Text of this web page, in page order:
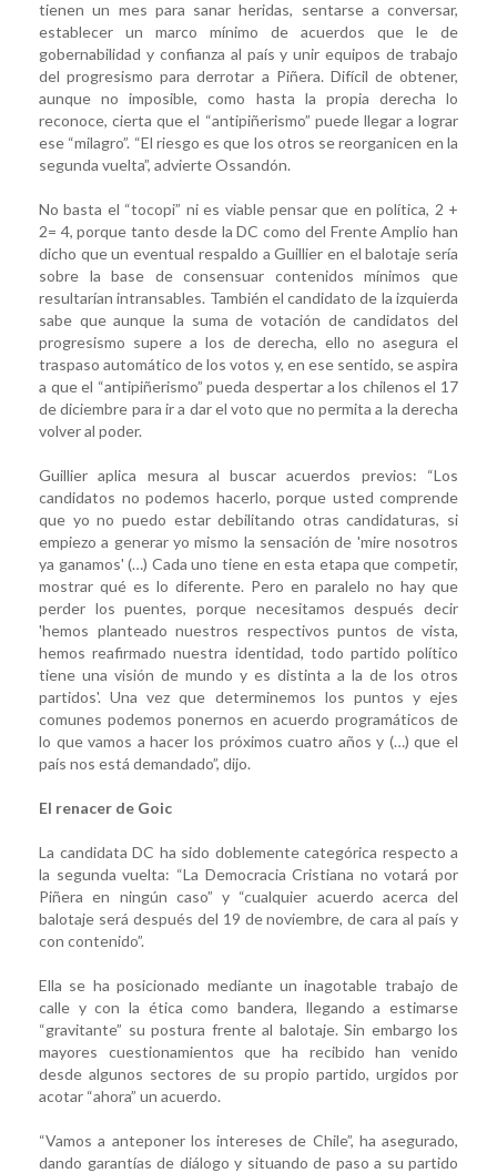
tienen un mes para sanar heridas, sentarse a conversar,
establecer un marco mínimo de acuerdos que le de
gobernabilidad y confianza al país y unir equipos de trabajo
del progresismo para derrotar a Piñera. Difícil de obtener,
aunque no imposible, como hasta la propia derecha lo
reconoce, cierta que el “antipiñerismo” puede llegar a lograr
ese “milagro”. “El riesgo es que los otros se reorganicen en la
segunda vuelta”, advierte Ossandón.
No basta el “tocopi” ni es viable pensar que en política, 2 +
2= 4, porque tanto desde la DC como del Frente Amplio han
dicho que un eventual respaldo a Guillier en el balotaje sería
sobre la base de consensuar contenidos mínimos que
resultarían intransables. También el candidato de la izquierda
sabe que aunque la suma de votación de candidatos del
progresismo supere a los de derecha, ello no asegura el
traspaso automático de los votos y, en ese sentido, se aspira
a que el “antipiñerismo” pueda despertar a los chilenos el 17
de diciembre para ir a dar el voto que no permita a la derecha
volver al poder.
Guillier aplica mesura al buscar acuerdos previos: “Los
candidatos no podemos hacerlo, porque usted comprende
que yo no puedo estar debilitando otras candidaturas, si
empiezo a generar yo mismo la sensación de 'mire nosotros
ya ganamos' (…) Cada uno tiene en esta etapa que competir,
mostrar qué es lo diferente. Pero en paralelo no hay que
perder los puentes, porque necesitamos después decir
'hemos planteado nuestros respectivos puntos de vista,
hemos reafirmado nuestra identidad, todo partido político
tiene una visión de mundo y es distinta a la de los otros
partidos'. Una vez que determinemos los puntos y ejes
comunes podemos ponernos en acuerdo programáticos de
lo que vamos a hacer los próximos cuatro años y (…) que el
país nos está demandado”, dijo.
El renacer de Goic
La candidata DC ha sido doblemente categórica respecto a
la segunda vuelta: “La Democracia Cristiana no votará por
Piñera en ningún caso” y “cualquier acuerdo acerca del
balotaje será después del 19 de noviembre, de cara al país y
con contenido”.
Ella se ha posicionado mediante un inagotable trabajo de
calle y con la ética como bandera, llegando a estimarse
“gravitante” su postura frente al balotaje. Sin embargo los
mayores cuestionamientos que ha recibido han venido
desde algunos sectores de su propio partido, urgidos por
acotar “ahora” un acuerdo.
“Vamos a anteponer los intereses de Chile”, ha asegurado,
dando garantías de diálogo y situando de paso a su partido